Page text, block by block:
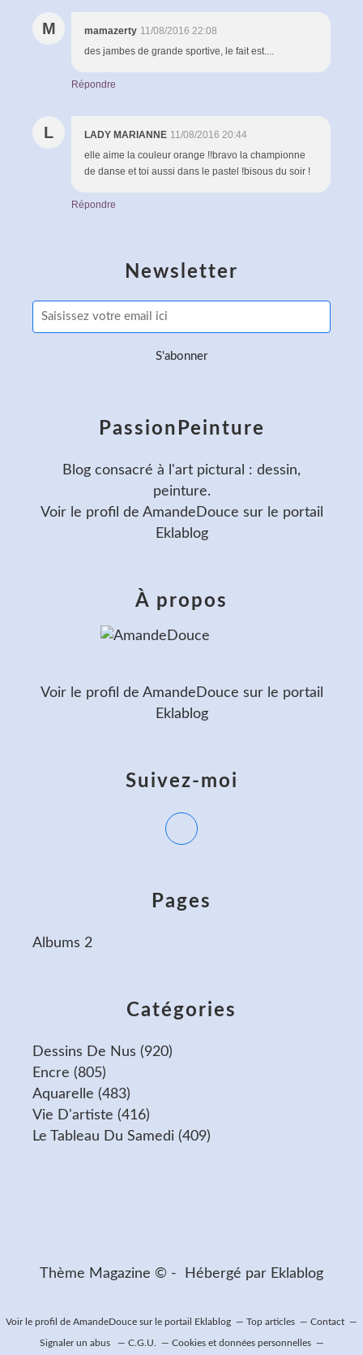
M mamazerty 11/08/2016 22:08
des jambes de grande sportive, le fait est....
Répondre
L LADY MARIANNE 11/08/2016 20:44
elle aime la couleur orange !!bravo la championne
de danse et toi aussi dans le pastel !bisous du soir !
Répondre
Newsletter
Catégories
Dessins De Nus (920)
Encre (805)
Aquarelle (483)
Vie D'artiste (416)
Le Tableau Du Samedi (409)
Pages
Albums 2
PassionPeinture
Blog consacré à l'art pictural : dessin,
peinture.
Voir le profil de AmandeDouce sur le portail
Eklablog
Suivez-moi
À propos
Voir le profil de AmandeDouce sur le portail
Eklablog
Thème Magazine © - Hébergé par Eklablog
Voir le profil de AmandeDouce sur le portail Eklablog Top articles Contact
Signaler un abus C.G.U. Cookies et données personnelles